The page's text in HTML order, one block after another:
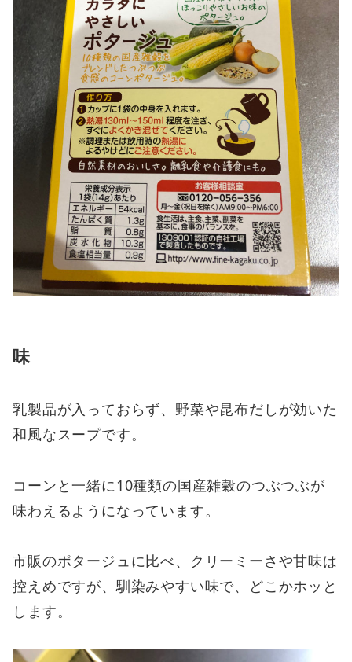
味
乳製品が入っておらず、野菜や昆布だしが効いた
和風なスープです。
コーンと一緒に10種類の国産雑穀のつぶつぶが
味わえるようになっています。
市販のポタージュに比べ、クリーミーさや甘味は
控えめですが、馴染みやすい味で、どこかホッと
します。